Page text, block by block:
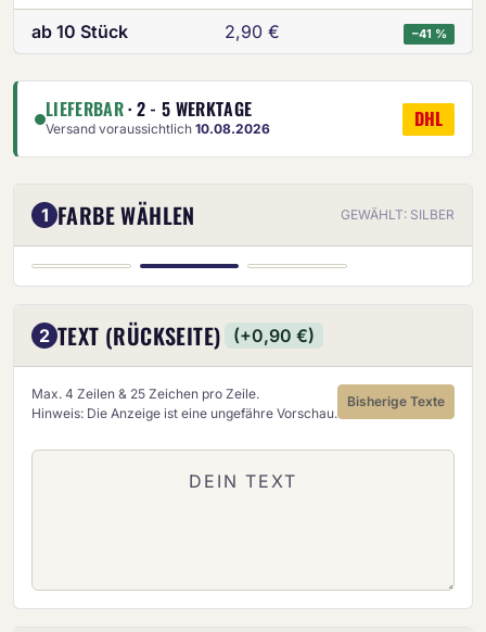
ab 10 Stück 2,90 € −41 %
LIEFERBAR· 2 - 5 WERKTAGE
Versand voraussichtlich 10.08.2026 DHL
1 FARBE WÄHLEN GEWÄHLT: SILBER
GOLD SILBER BRONZE
2 TEXT (RÜCKSEITE) (+0,90 €)
Max. 4 Zeilen & 25 Zeichen pro Zeile.
Hinweis: Die Anzeige ist eine ungefähre Vorschau.
Bisherige Texte